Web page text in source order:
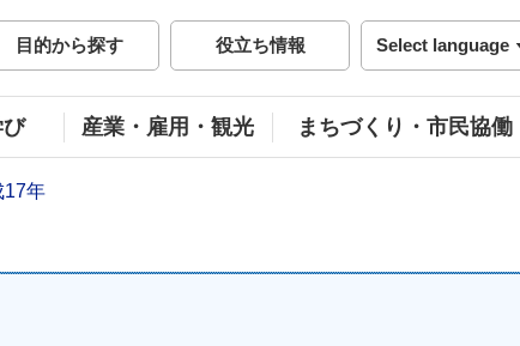
目的から探す 役立ち情報 Select language
産業・雇用・観光 まちづくり・市民協働
17年